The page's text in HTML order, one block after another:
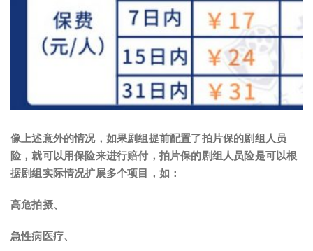
像上述意外的情况，如果剧组提前配置了拍片保的剧组人员
险，就可以用保险来进行赔付，拍片保的剧组人员险是可以根
据剧组实际情况扩展多个项目，如：
高危拍摄、
急性病医疗、